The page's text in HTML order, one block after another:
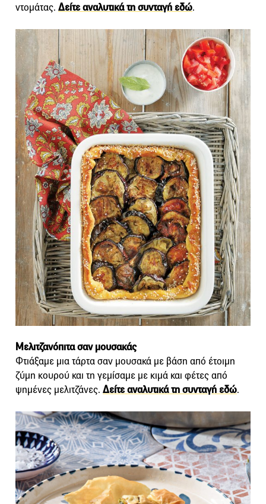
ντομάτας. Δείτε αναλυτικά τη συνταγή εδώ.
Μελιτζανόπιτα σαν μουσακάς
Φτιάξαμε μια τάρτα σαν μουσακά με βάση από έτοιμη
ζύμη κουρού και τη γεμίσαμε με κιμά και φέτες από
ψημένες μελιτζάνες. Δείτε αναλυτικά τη συνταγή εδώ.